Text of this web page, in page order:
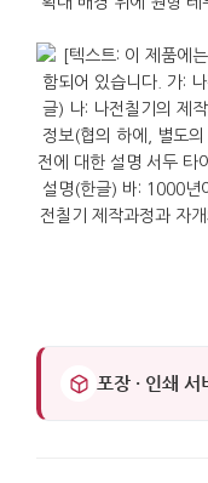
물기와 강한 열을
오래 유지됩니다.
가로 : 7.2cm. 세
150(210)g
포장 · 인쇄 서